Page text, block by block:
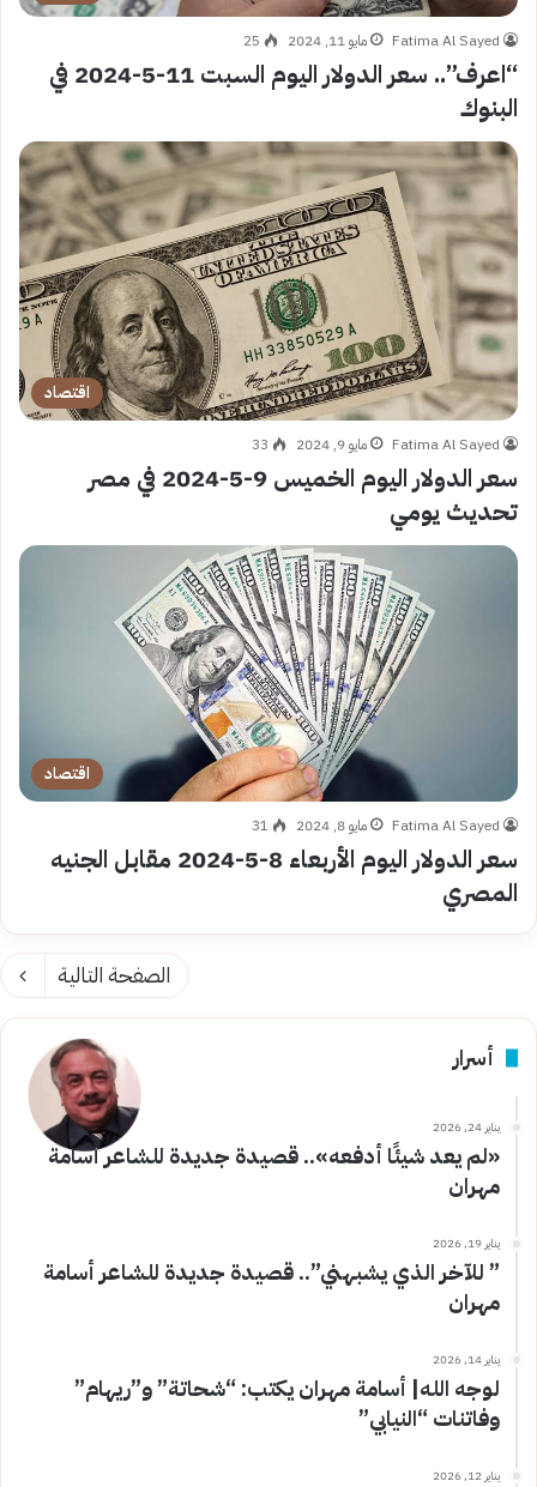
Fatima Al Sayed مايو 11, 2024 25
“اعرف”.. سعر الدولار اليوم السبت 11-5-2024 في
البنوك
اقتصاد
Fatima Al Sayed مايو 9, 2024 33
سعر الدولار اليوم الخميس 9-5-2024 في مصر
تحديث يومي
اقتصاد
Fatima Al Sayed مايو 8, 2024 31
سعر الدولار اليوم الأربعاء 8-5-2024 مقابل الجنيه
المصري
الصفحة التالية
أسرار
يناير 24, 2026
«لم يعد شيئًا أدفعه».. قصيدة جديدة للشاعر أسامة
مهران
يناير 19, 2026
” للآخر الذي يشبهني”.. قصيدة جديدة للشاعر أسامة
مهران
يناير 14, 2026
لوجه الله| أسامة مهران يكتب: “شحاتة” و”ريهام”
وفاتنات “النيابي”
يناير 12, 2026